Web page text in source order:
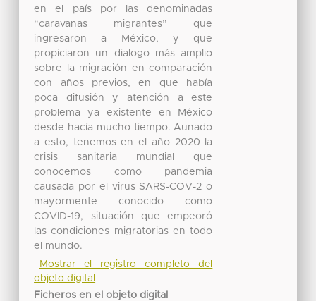
en el país por las denominadas
“caravanas migrantes” que
ingresaron a México, y que
propiciaron un dialogo más amplio
sobre la migración en comparación
con años previos, en que había
poca difusión y atención a este
problema ya existente en México
desde hacía mucho tiempo. Aunado
a esto, tenemos en el año 2020 la
crisis sanitaria mundial que
conocemos como pandemia
causada por el virus SARS-COV-2 o
mayormente conocido como
COVID-19, situación que empeoró
las condiciones migratorias en todo
el mundo.
Mostrar el registro completo del
objeto digital
Ficheros en el objeto digital